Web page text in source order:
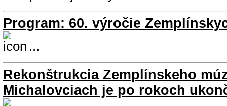
Program: 60. výročie
...
Rekonštrukcia Zemplínskeho
Michalovciach je po rokoch